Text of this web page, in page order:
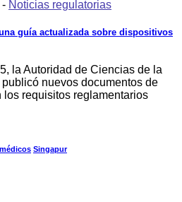
- Noticias regulatorias
guía actualizada sobre dispositivos
la Autoridad de Ciencias de la
nuevos documentos de
requisitos reglamentarios
Singapur